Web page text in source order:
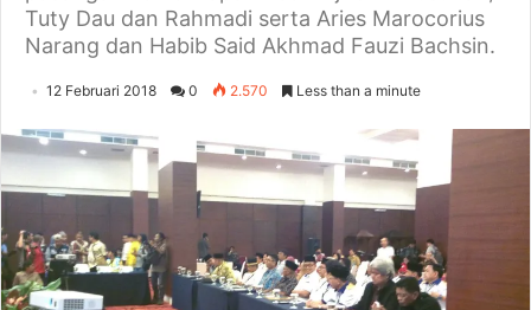
Tuty Dau dan Rahmadi serta Aries Marocorius
Narang dan Habib Said Akhmad Fauzi Bachsin.
12 Februari 2018 0 2.570 Less than a minute